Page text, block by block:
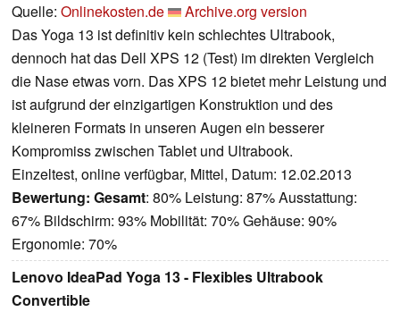
Quelle: Onlinekosten.de
Archive.org version
Das Yoga 13 ist definitiv kein schlechtes Ultrabook,
dennoch hat das Dell XPS 12 (Test) im direkten Vergleich
die Nase etwas vorn. Das XPS 12 bietet mehr Leistung und
ist aufgrund der einzigartigen Konstruktion und des
kleineren Formats in unseren Augen ein besserer
Kompromiss zwischen Tablet und Ultrabook.
Einzeltest, online verfügbar, Mittel, Datum: 12.02.2013
Bewertung: Gesamt: 80% Leistung: 87% Ausstattung:
67% Bildschirm: 93% Mobilität: 70% Gehäuse: 90%
Ergonomie: 70%
Lenovo IdeaPad Yoga 13 - Flexibles Ultrabook
Convertible